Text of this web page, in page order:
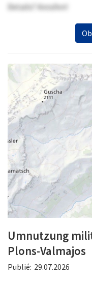
Details? Anrufen!
Umnutzung
Plons-Valmajos
Publié: 29.07.2026